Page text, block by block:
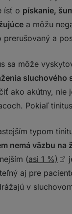
ísť o pískanie,
a môžu
prerušovaný a
sa môže
sluchového
ako akútny, nie
Pokiaľ
typom
nemá väzbu
(asi 1 %)
aj pre
v